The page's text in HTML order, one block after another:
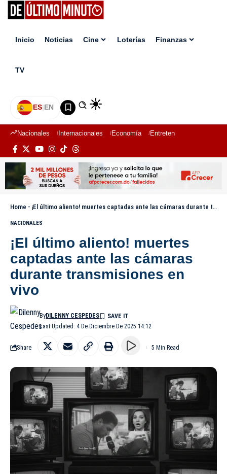
Inicio Noticias Cine Loterías Finanzas
TV
ES|EN
Nacionales Internacionales Economía Entretenimiento
Home - ¡El último aliento! muertes captadas ante las cámaras durante transmisiones en vivo
NACIONALES
¡El último aliento! muertes
captadas ante las cámaras
durante transmisiones en
vivo
Last Updated: 4 De Diciembre De 2025 14:12
ByDILENNY CESPEDES
Share 5 Min Read